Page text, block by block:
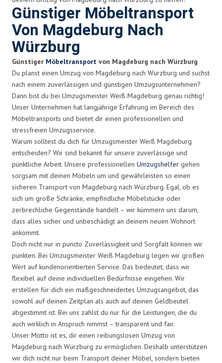
Günstiger Möbeltransport
Von Magdeburg Nach
Würzburg
Günstiger Möbeltransport von Magdeburg nach Würzburg
Du planst einen Umzug von Magdeburg nach Würzburg und suchst
nach einem zuverlässigen und günstigen Umzugsunternehmen?
Dann bist du bei Umzugsmeister Weiß Magdeburg genau richtig!
Unser Unternehmen hat langjährige Erfahrung im Bereich des
Möbeltransports und bietet dir einen professionellen und
stressfreien Umzugsservice.
Warum solltest du dich für Umzugsmeister Weiß Magdeburg
entscheiden? Wir sind bekannt für unsere zuverlässige und
pünktliche Arbeit. Unsere professionellen Umzugshelfer gehen
sorgsam mit deinen Möbeln um und gewährleisten so einen
sicheren Transport von Magdeburg nach Würzburg. Egal, ob es
sich um große Schränke, empfindliche Möbelstücke oder
zerbrechliche Gegenstände handelt – wir kümmern uns darum,
dass alles sicher und unbeschädigt an deinem neuen Wohnort
ankommt.
Doch nicht nur in puncto Zuverlässigkeit und Sorgfalt können wir
punkten. Bei Umzugsmeister Weiß Magdeburg legen wir großen
Wert auf kundenorientierten Service. Das bedeutet, dass wir
flexibel auf deine individuellen Bedürfnisse eingehen. Wir
erstellen für dich ein maßgeschneidertes Umzugsangebot, das
sowohl auf deinen Zeitplan als auch auf deinen Geldbeutel
abgestimmt ist. Bei uns zahlst du nur für die Leistungen, die du
auch wirklich in Anspruch nimmst – transparent und fair.
Unser Motto ist es, dir einen reibungslosen Umzug von
Magdeburg nach Würzburg zu ermöglichen. Deshalb unterstützen
wir dich nicht nur beim Transport deiner Möbel, sondern bieten